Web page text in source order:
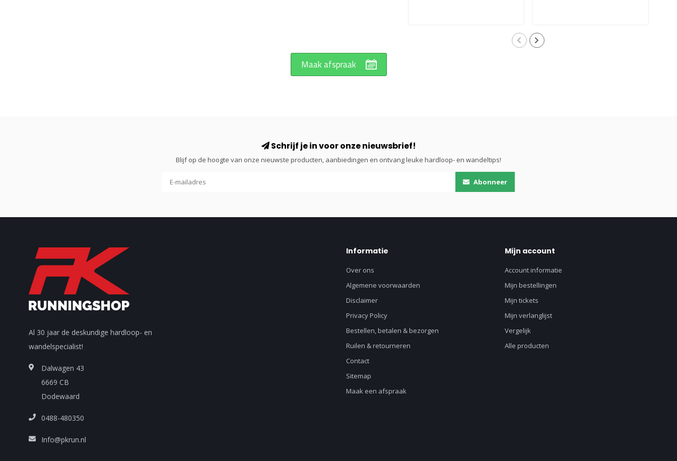
Maak afspraak
Schrijf je in voor onze nieuwsbrief!
Blijf op de hoogte van onze nieuwste producten, aanbiedingen en ontvang leuke hardloop- en wandeltips!
Abonneer
Al 30 jaar de deskundige hardloop- en
wandelspecialist!
Dalwagen 43
6669 CB
Dodewaard
0488-480350
Info@pkrun.nl
Informatie
Over ons
Algemene voorwaarden
Disclaimer
Privacy Policy
Bestellen, betalen & bezorgen
Ruilen & retourneren
Contact
Sitemap
Maak een afspraak
Mijn account
Account informatie
Mijn bestellingen
Mijn tickets
Mijn verlanglijst
Vergelijk
Alle producten